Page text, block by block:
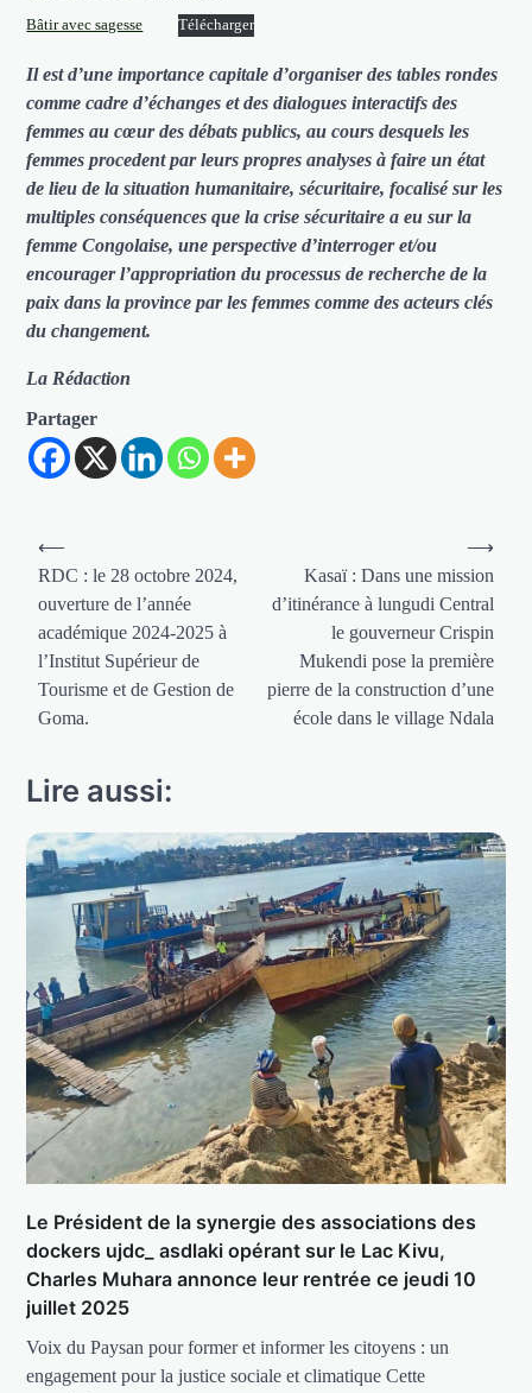
Bâtir avec sagesse Télécharger
Il est d’une importance capitale d’organiser des tables rondes
comme cadre d’échanges et des dialogues interactifs des
femmes au cœur des débats publics, au cours desquels les
femmes procedent par leurs propres analyses à faire un état
de lieu de la situation humanitaire, sécuritaire, focalisé sur les
multiples conséquences que la crise sécuritaire a eu sur la
femme Congolaise, une perspective d’interroger et/ou
encourager l’appropriation du processus de recherche de la
paix dans la province par les femmes comme des acteurs clés
du changement.
La Rédaction
Partager
Navigation
de
l’article
⟵
RDC : le 28 octobre 2024,
ouverture de l’année
académique 2024-2025 à
l’Institut Supérieur de
Tourisme et de Gestion de
Goma.
Kasaï : Dans une mission
d’itinérance à lungudi Central
le gouverneur Crispin
Mukendi pose la première
pierre de la construction d’une
école dans le village Ndala
⟶
Lire aussi:
Le Président de la synergie des associations des
dockers ujdc_ asdlaki opérant sur le Lac Kivu,
Charles Muhara annonce leur rentrée ce jeudi 10
juillet 2025
Voix du Paysan pour former et informer les citoyens : un
engagement pour la justice sociale et climatique Cette